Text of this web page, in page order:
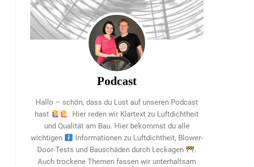
Podcast
Hallo – schön, dass du Lust auf unseren Podcast
hast
. Hier reden wir Klartext zu Luftdichtheit
und Qualität am Bau. Hier bekommst du alle
wichtigen
Informationen zu Luftdichtheit, Blower-
Door-Tests und Bauschäden durch Leckagen
.
Auch trockene Themen fassen wir unterhaltsam